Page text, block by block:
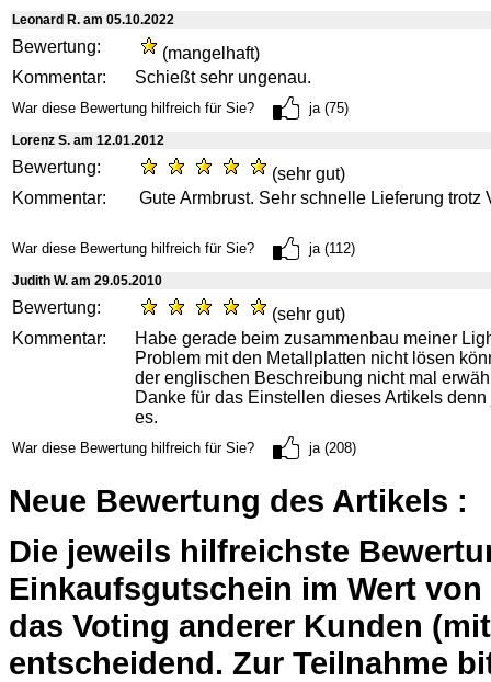
Leonard R. am 05.10.2022
Bewertung:
(mangelhaft)
Kommentar:
Schießt sehr ungenau.
War diese Bewertung hilfreich für Sie? ja (75)
Lorenz S. am 12.01.2012
Bewertung:
(sehr gut)
Kommentar:
Gute Armbrust. Sehr schnelle Lieferung trotz
War diese Bewertung hilfreich für Sie? ja (112)
Judith W. am 29.05.2010
Bewertung:
(sehr gut)
Kommentar:
Habe gerade beim zusammenbau meiner
Problem mit den Metallplatten nicht lösen
der englischen Beschreibung nicht mal
Danke für das Einstellen dieses Artikels
es.
War diese Bewertung hilfreich für Sie? ja (208)
Neue Bewertung des Artikels :
Die jeweils hilfreichste
Einkaufsgutschein im Wert
das Voting anderer Kunden
entscheidend. Zur Teilnahme